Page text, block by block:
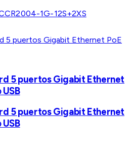
1G-12S+2XS
5 puertos Gigabit Ethernet
5 puertos Gigabit Ethernet